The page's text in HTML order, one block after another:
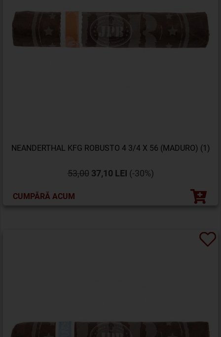
NEANDERTHAL KFG ROBUSTO 4 3/4 X 56 (MADURO) (1)
53,00 37,10 LEI (-30%)
CUMPĂRĂ ACUM